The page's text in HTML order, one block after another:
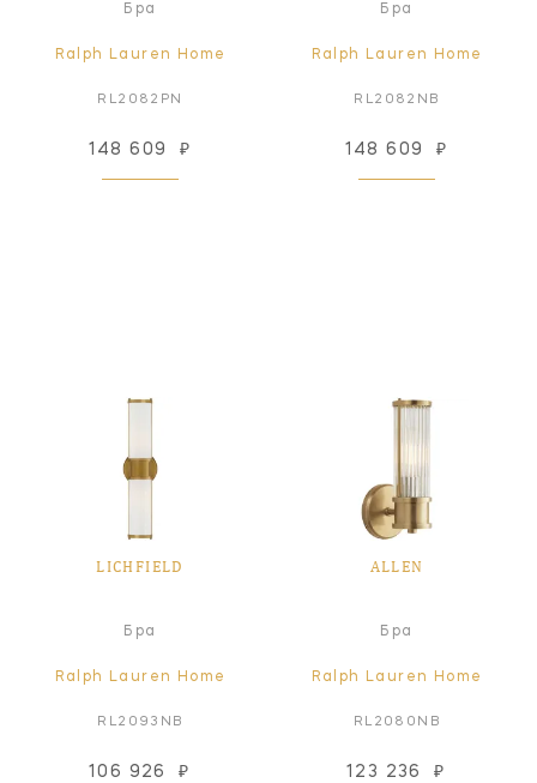
Бра
Ralph Lauren Home
RL2082PN
148 609 ₽
Бра
Ralph Lauren Home
RL2082NB
148 609 ₽
LICHFIELD
Бра
Ralph Lauren Home
RL2093NB
106 926 ₽
ALLEN
Бра
Ralph Lauren Home
RL2080NB
123 236 ₽